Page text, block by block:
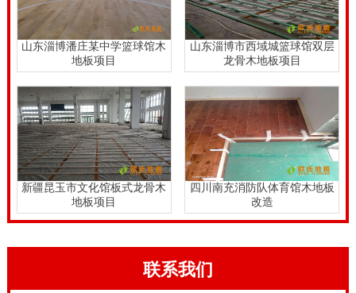
山东淄博潘庄某中学篮球馆木
地板项目
山东淄博市西域城篮球馆双层
龙骨木地板项目
新疆昆玉市文化馆板式龙骨木
地板项目
四川南充消防队体育馆木地板
改造
联系我们